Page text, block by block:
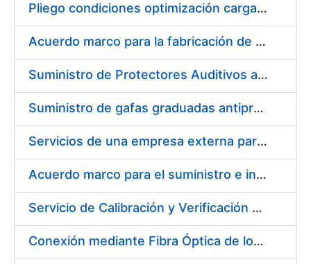
Erakutsi/Ezkutatu
Pliego condiciones optimización cargas compras firmado
Acuerdo marco para la fabricación de piezas
Suministro de Protectores Auditivos a medida para las personas trabajadoras de los Centros de Trabajo de Madrid y Burgos
Suministro de gafas graduadas antiproyecciones para los trabajadores de la FNMT-RCM en los centros de trabajo de Madrid y Burgos
Servicios de una empresa externa para el asesoramiento y resolución de los recursos de alzada que se presentan relacionados con procesos de selección para la FNMT-RCM
Acuerdo marco para el suministro e instalación de persianas, estores y otros complementos
Servicio de Calibración y Verificación Externa de los Equipos de Medición del Servicio de Prevención de la FNMT-RCM
Conexión mediante Fibra Óptica de los Centros de Proceso de Datos (CPDs) de las sedes de la FNMT-RCM de Burgos y Madrid